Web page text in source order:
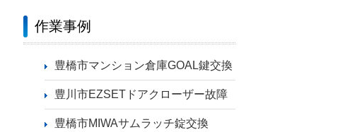
作業事例
豊橋市マンション倉庫GOAL鍵交換
豊川市EZSETドアクローザー故障
豊橋市MIWAサムラッチ錠交換